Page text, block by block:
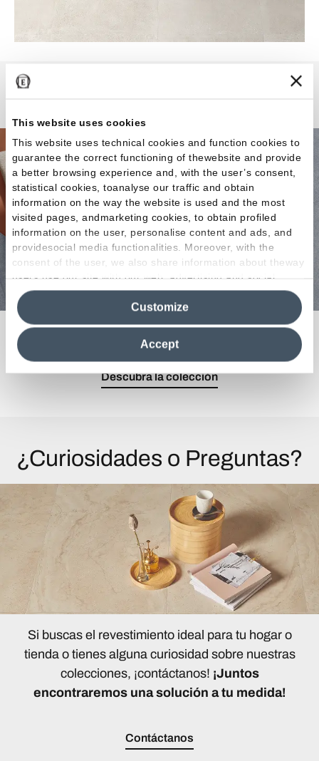
This website uses cookies
This website uses technical cookies and function cookies to
guarantee the correct functioning of thewebsite and provide
a better browsing experience and, with the user’s consent,
statistical cookies, toanalyse our traffic and obtain
information on the way the website is used and the most
visited pages, andmarketing cookies, to obtain profiled
information on the user, personalise content and ads, and
providesocial media functionalities. Moreover, with the
consent of the user, we also share information about theway
users use our site with our web, advertising and social
media analytics partners, who may combine itwith other
information in their possession. By closing this banner,
clicking on "Reject", it will be possible tocontinue browsing
the site after installing only technical cookies. For more
information see the
Cookie Policy
Accept
Customize
La belleza ancestral de la arcilla natural.
Descubra la colección
¿Curiosidades o Preguntas?
Si buscas el revestimiento ideal para tu hogar o
tienda o tienes alguna curiosidad sobre nuestras
colecciones, ¡contáctanos! ¡Juntos
encontraremos una solución a tu medida!
Contáctanos